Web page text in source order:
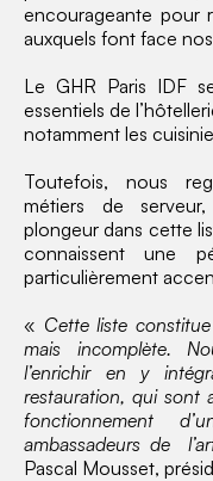
encourageante pour
auxquels font face
Le GHR Paris IDF
essentiels de
notamment les
Toutefois, nous
métiers de
plongeur dans cette
connaissent une
particulièrement
« Cette liste
mais incomplète.
l’enrichir en y
restauration, qui sont
fonctionnement
ambassadeurs de
Pascal Mousset,